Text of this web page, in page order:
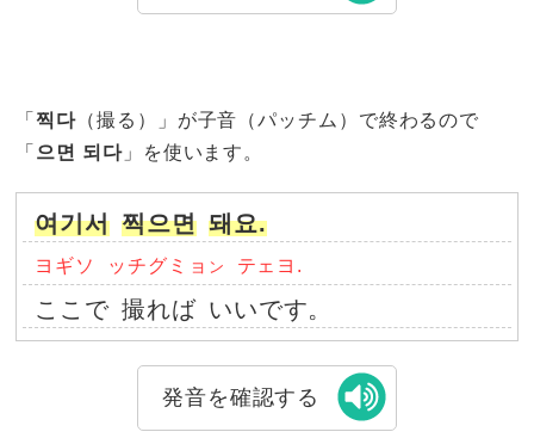
「찍다 （撮る）」が子音（パッチム）で終わるので
「 으면 되다」を使います。
여기서 찍으면 돼요.
ヨギソ ッチグミョ ン テェヨ.
ここで 撮れば いいです。
発音を確認する